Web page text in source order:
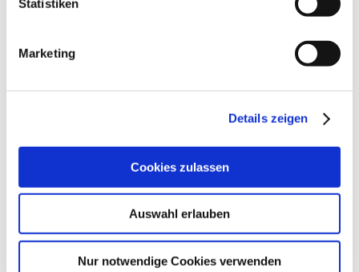
Statistiken
Marketing
Details zeigen
Cookies zulassen
Auswahl erlauben
Nur notwendige Cookies verwenden
März 2024
Dezember 2023
Juli 2023
Juni 2023